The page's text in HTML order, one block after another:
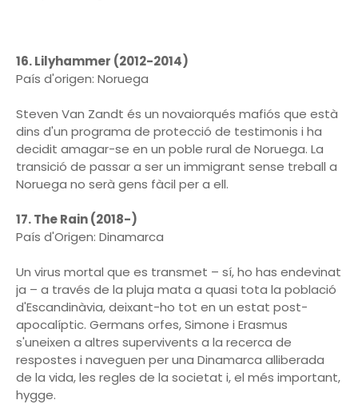
16. Lilyhammer (2012-2014)
País d'origen: Noruega
Steven Van Zandt és un novaiorqués mafiós que està
dins d'un programa de protecció de testimonis i ha
decidit amagar-se en un poble rural de Noruega. La
transició de passar a ser un immigrant sense treball a
Noruega no serà gens fàcil per a ell.
17. The Rain (2018-)
País d'Origen: Dinamarca
Un virus mortal que es transmet – sí, ho has endevinat
ja – a través de la pluja mata a quasi tota la població
d'Escandinàvia, deixant-ho tot en un estat post-
apocalíptic. Germans orfes, Simone i Erasmus
s'uneixen a altres supervivents a la recerca de
respostes i naveguen per una Dinamarca alliberada
de la vida, les regles de la societat i, el més important,
hygge.